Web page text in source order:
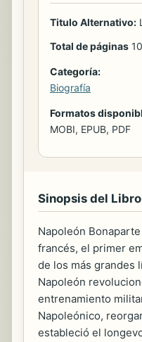
Titulo Alternativo:
Total de páginas
Categoría:
Biografía
Formatos
MOBI, EPUB, PDF
Sinopsis del Libro
Napoleón
francés, el primer
de los más grandes
Napoleón
entrenamiento
Napoleónico,
estableció el